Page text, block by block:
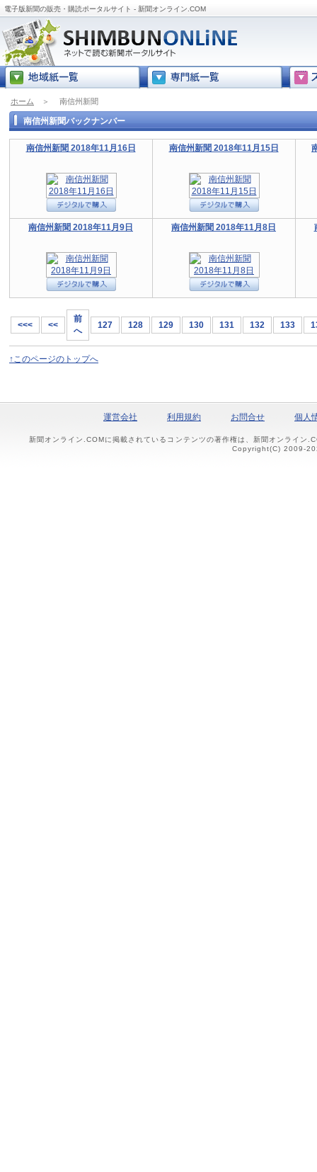
電子版新聞の販売・購読ポータルサイト - 新聞オンライン.COM
ホーム ＞ 南信州新聞
南信州新聞バックナンバー
南信州新聞 2018年11月16日 南信州新聞 2018年11月15日
南信州新聞 2018年11月9日 南信州新聞 2018年11月8日
<<< <<
前
へ
127 128 129 130 131 132 133
↑このページのトップへ
運営会社 利用規約 お問合せ 個人
新聞オンライン.COMに掲載されているコンテンツの著作権は、新聞オンライン
Copyright(C) 2009-